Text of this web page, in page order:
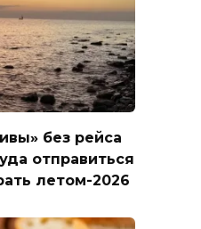
без рейса
отправиться
летом-2026